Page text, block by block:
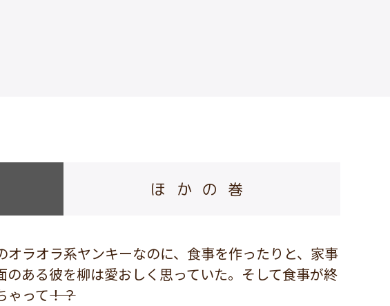
ほかの巻
ラオラ系ヤンキーなのに、食事を作ったりと、家事
ある彼を柳は愛おしく思っていた。そして食事が終
って――！？